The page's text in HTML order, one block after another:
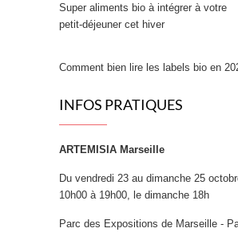
Super aliments bio à intégrer à votre
petit‑déjeuner cet hiver
Comment bien lire les labels bio en
INFOS PRATIQUES
ARTEMISIA Marseille
Du vendredi 23 au dimanche 25
10h00 à 19h00, le dimanche 18h
Parc des Expositions de Marseille -